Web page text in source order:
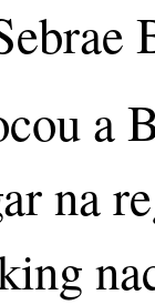
a
na